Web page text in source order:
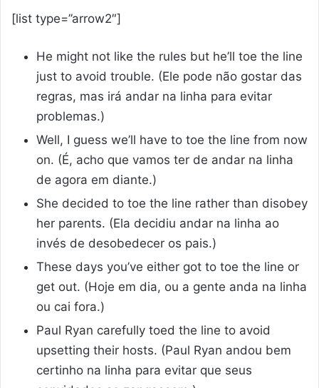
[list type=”arrow2″]
He might not like the rules but he’ll toe the line
just to avoid trouble. (Ele pode não gostar das
regras, mas irá andar na linha para evitar
problemas.)
Well, I guess we’ll have to toe the line from now
on. (É, acho que vamos ter de andar na linha
de agora em diante.)
She decided to toe the line rather than disobey
her parents. (Ela decidiu andar na linha ao
invés de desobedecer os pais.)
These days you’ve either got to toe the line or
get out. (Hoje em dia, ou a gente anda na linha
ou cai fora.)
Paul Ryan carefully toed the line to avoid
upsetting their hosts. (Paul Ryan andou bem
certinho na linha para evitar que seus